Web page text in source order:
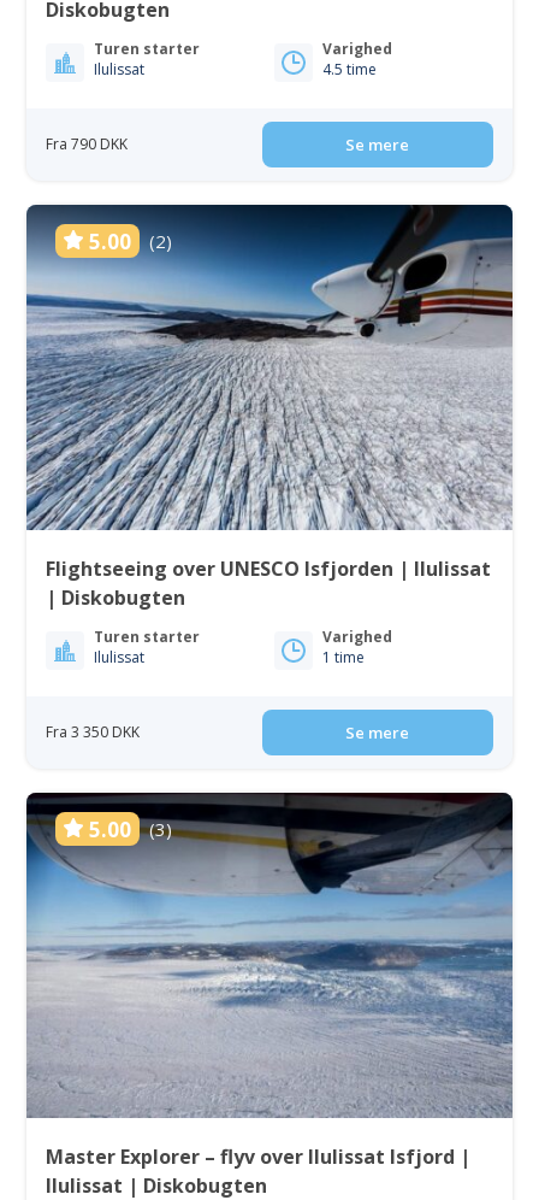
Diskobugten
Turen starter
Ilulissat
Varighed
4.5 time
Fra 790 DKK Se mere
5.00 (2)
Flightseeing over UNESCO Isfjorden | Ilulissat
| Diskobugten
Turen starter
Ilulissat
Varighed
1 time
Fra 3 350 DKK Se mere
5.00 (3)
Master Explorer – flyv over Ilulissat Isfjord |
Ilulissat | Diskobugten